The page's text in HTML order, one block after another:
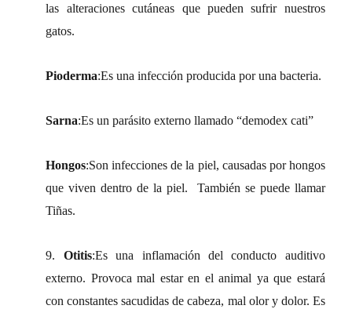
las alteraciones cutáneas que pueden sufrir nuestros
gatos.
Pioderma:Es una infección producida por una bacteria.
Sarna:Es un parásito externo llamado “demodex cati”
Hongos:Son infecciones de la piel, causadas por hongos
que viven dentro de la piel. También se puede llamar
Tiñas.
9. Otitis:Es una inflamación del conducto auditivo
externo. Provoca mal estar en el animal ya que estará
con constantes sacudidas de cabeza, mal olor y dolor. Es